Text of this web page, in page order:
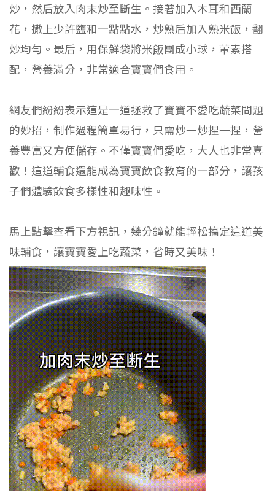
炒，然后放入肉末炒至斷生。接著加入木耳和西蘭
花，撒上少許鹽和一點點水，炒熟后加入熟米飯，翻
炒均勻。最后，用保鮮袋將米飯團成小球，葷素搭
配，營養滿分，非常適合寶寶們食用。
網友們紛紛表示這是一道拯救了寶寶不愛吃蔬菜問題
的妙招，制作過程簡單易行，只需炒一炒捏一捏，營
養豐富又方便儲存。不僅寶寶們愛吃，大人也非常喜
歡！這道輔食還能成為寶寶飲食教育的一部分，讓孩
子們體驗飲食多樣性和趣味性。
馬上點擊查看下方視訊，幾分鐘就能輕松搞定這道美
味輔食，讓寶寶愛上吃蔬菜，省時又美味！